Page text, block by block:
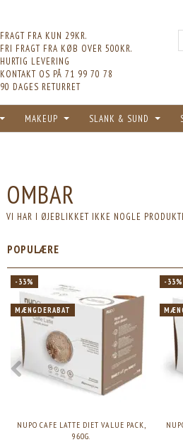
FRAGT FRA KUN 29KR.
FRI FRAGT FRA KØB OVER 500KR.
HURTIG LEVERING
KONTAKT OS PÅ 71 99 70 78
90 DAGES RETURRET
MAKEUP SLANK & SUND
NUPO CHOCOLATE DIET VALUE PACK, 960G.
OMBAR
VI HAR I ØJEBLIKKET IKKE NOGLE
POPULÆRE
-33%
MÆNGDERABAT
NUPO CAFE LATTE DIET VALUE PACK,
960G.
-33%